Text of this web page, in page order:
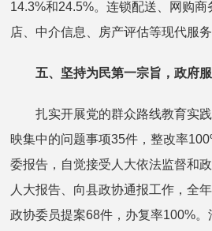
14.3%和24.5%。连锁配送、网购
店、中介信息、房产评估等现代服
五、坚持为民第一宗旨，政府
扎实开展党的群众路线教育实践
映集中的问题事项35件，整改率
委报告，自觉接受人大依法监督和
人大报告、向县政协通报工作，全
政协委员提案68件，办复率100%